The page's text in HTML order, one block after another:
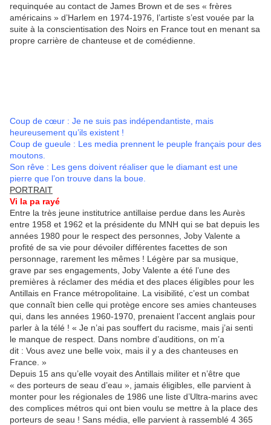
requinquée au contact de James Brown et de ses « frères
américains » d’Harlem en 1974-1976, l’artiste s’est vouée par la
suite à la conscientisation des Noirs en France tout en menant sa
propre carrière de chanteuse et de comédienne.
Coup de cœur : Je ne suis pas indépendantiste, mais
heureusement qu’ils existent !
Coup de gueule : Les media prennent le peuple français pour des
moutons.
Son rêve : Les gens doivent réaliser que le diamant est une
pierre que l’on trouve dans la boue.
PORTRAIT
Vi la pa rayé
Entre la très jeune institutrice antillaise perdue dans les Aurès
entre 1958 et 1962 et la présidente du MNH qui se bat depuis les
années 1980 pour le respect des personnes, Joby Valente a
profité de sa vie pour dévoiler différentes facettes de son
personnage, rarement les mêmes ! Légère par sa musique,
grave par ses engagements, Joby Valente a été l’une des
premières à réclamer des média et des places éligibles pour les
Antillais en France métropolitaine. La visibilité, c’est un combat
que connaît bien celle qui protège encore ses amies chanteuses
qui, dans les années 1960-1970, prenaient l’accent anglais pour
parler à la télé ! « Je n’ai pas souffert du racisme, mais j’ai senti
le manque de respect. Dans nombre d’auditions, on m’a
dit : Vous avez une belle voix, mais il y a des chanteuses en
France. »
Depuis 15 ans qu’elle voyait des Antillais militer et n’être que
« des porteurs de seau d’eau », jamais éligibles, elle parvient à
monter pour les régionales de 1986 une liste d’Ultra-marins avec
des complices métros qui ont bien voulu se mettre à la place des
porteurs de seau ! Sans média, elle parvient à rassemblé 4 365